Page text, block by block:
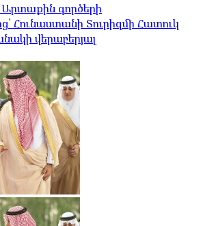
Արտաքին գործերի
Հունաստանի Տուրիզմի Հատուկ
վերաբերյալ